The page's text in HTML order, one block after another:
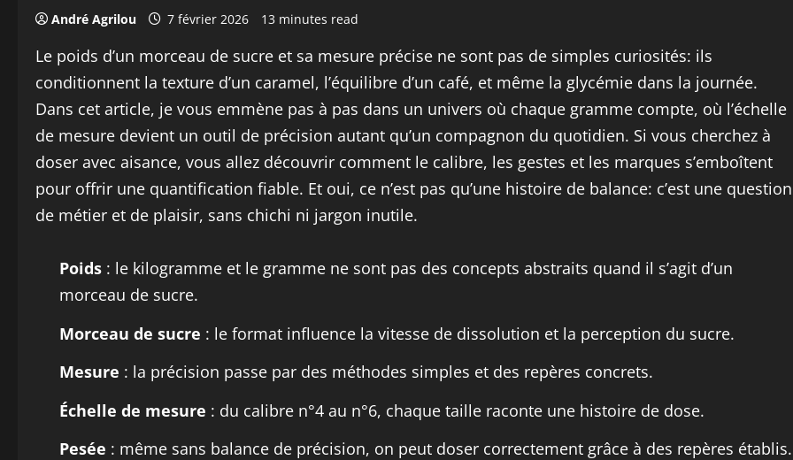
André Agrilou 7 février 2026 13 minutes read
Le poids d’un morceau de sucre et sa mesure précise ne sont pas de simples curiosités: ils
conditionnent la texture d’un caramel, l’équilibre d’un café, et même la glycémie dans la journée.
Dans cet article, je vous emmène pas à pas dans un univers où chaque gramme compte, où l’échelle
de mesure devient un outil de précision autant qu’un compagnon du quotidien. Si vous cherchez à
doser avec aisance, vous allez découvrir comment le calibre, les gestes et les marques s’emboîtent
pour offrir une quantification fiable. Et oui, ce n’est pas qu’une histoire de balance: c’est une question
de métier et de plaisir, sans chichi ni jargon inutile.
Poids : le kilogramme et le gramme ne sont pas des concepts abstraits quand il s’agit d’un
morceau de sucre.
Morceau de sucre : le format influence la vitesse de dissolution et la perception du sucre.
Mesure : la précision passe par des méthodes simples et des repères concrets.
Échelle de mesure : du calibre n°4 au n°6, chaque taille raconte une histoire de dose.
Pesée : même sans balance de précision, on peut doser correctement grâce à des repères établis.